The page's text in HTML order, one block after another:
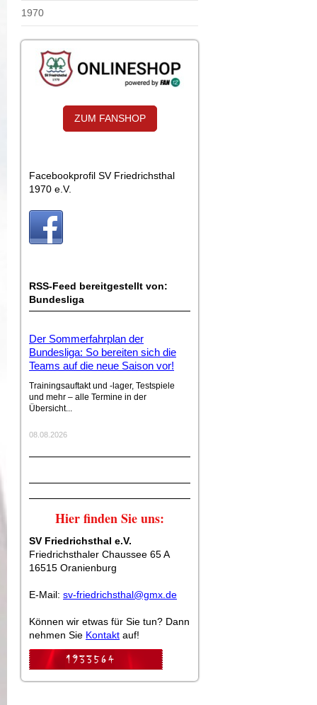
1970
ZUM FANSHOP
Facebookprofil SV Friedrichsthal
1970 e.V.
RSS-Feed bereitgestellt von:
Bundesliga
Der Sommerfahrplan der
Bundesliga: So bereiten sich die
Teams auf die neue Saison vor!
Trainingsauftakt und -lager, Testspiele
und mehr – alle Termine in der
Übersicht...
08.08.2026
Hier finden Sie uns:
SV Friedrichsthal e.V.
Friedrichsthaler Chaussee 65 A
16515 Oranienburg
E-Mail: sv-friedrichsthal@gmx.de
Können wir etwas für Sie tun? Dann
nehmen Sie Kontakt auf!